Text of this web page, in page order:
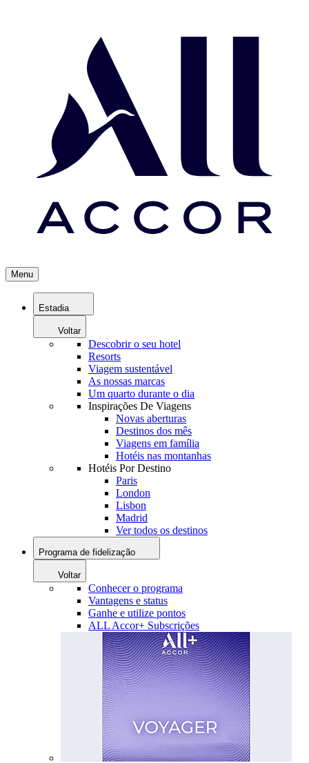
Menu
Estadia
Voltar
Descobrir o seu hotel
Resorts
Viagem sustentável
As nossas marcas
Um quarto durante o dia
Inspirações De Viagens
Novas aberturas
Destinos dos mês
Viagens em família
Hotéis nas montanhas
Hotéis Por Destino
Paris
London
Lisbon
Madrid
Ver todos os destinos
Programa de fidelização
Voltar
Conhecer o programa
Vantagens e status
Ganhe e utilize pontos
ALL Accor+ Subscrições